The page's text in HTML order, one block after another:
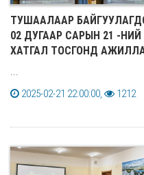
ТУШААЛААР
02 ДУГААР САРЫН 21 -
ХАТГАЛ ТОСГОНД
...
2025-02-21 22:00:00,
1212